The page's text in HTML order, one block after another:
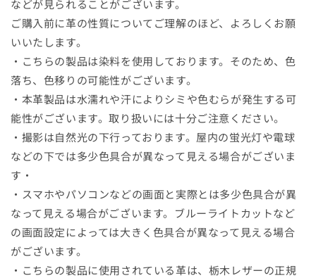
などが見られることがございます。
ご購入前に革の性質についてご理解のほど、よろしくお願
いいたします。
・こちらの製品は染料を使用しております。そのため、色
落ち、色移りの可能性がございます。
・本革製品は水濡れや汗によりシミや色むらが発生する可
能性がございます。取り扱いには十分ご注意ください。
・撮影は自然光の下行っております。屋内の蛍光灯や電球
などの下では多少色具合が異なって見える場合がございま
す・
・スマホやパソコンなどの画面と実際とは多少色具合が異
なって見える場合がございます。ブルーライトカットなど
の画面設定によっては大きく色具合が異なって見える場合
がございます。
・こちらの製品に使用されている革は、栃木レザーの正規